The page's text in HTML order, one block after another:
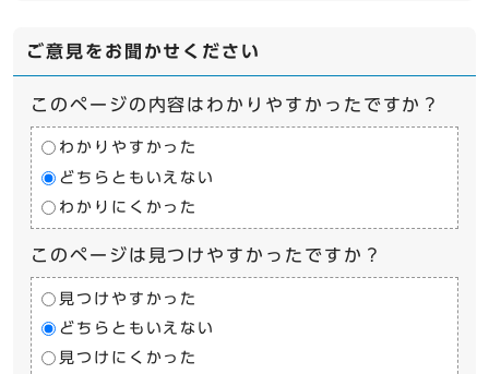
ご意見をお聞かせください
このページの内容はわかりやすかったですか？
わかりやすかった
どちらともいえない
わかりにくかった
このページは見つけやすかったですか？
見つけやすかった
どちらともいえない
見つけにくかった